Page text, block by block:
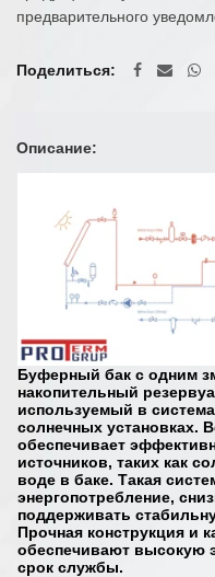
предварительного
Поделиться
Описание:
Буферный бак с одним
накопительный
используемый в
солнечных установках.
обеспечивает
источников, таких как
воде в баке. Такая
энергопотребление,
поддерживать
Прочная конструкция и
обеспечивают высокую
срок службы.